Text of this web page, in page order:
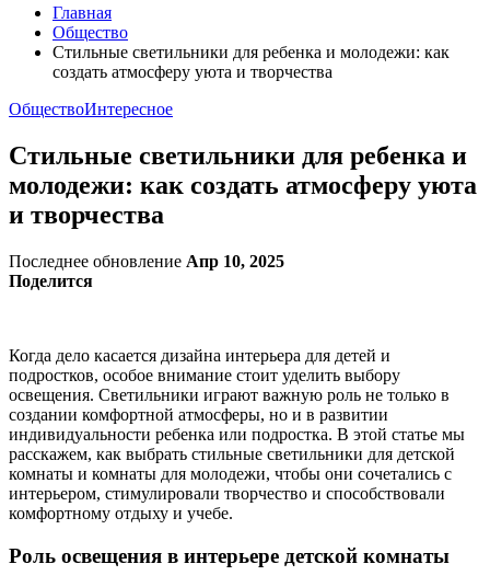
Главная
Общество
Стильные светильники для ребенка и молодежи: как
создать атмосферу уюта и творчества
ОбществоИнтересное
Стильные светильники для ребенка и
молодежи: как создать атмосферу уюта
и творчества
Последнее обновление Апр 10, 2025
Поделится
Когда дело касается дизайна интерьера для детей и
подростков, особое внимание стоит уделить выбору
освещения. Светильники играют важную роль не только в
создании комфортной атмосферы, но и в развитии
индивидуальности ребенка или подростка. В этой статье мы
расскажем, как выбрать стильные светильники для детской
комнаты и комнаты для молодежи, чтобы они сочетались с
интерьером, стимулировали творчество и способствовали
комфортному отдыху и учебе.
Роль освещения в интерьере детской комнаты